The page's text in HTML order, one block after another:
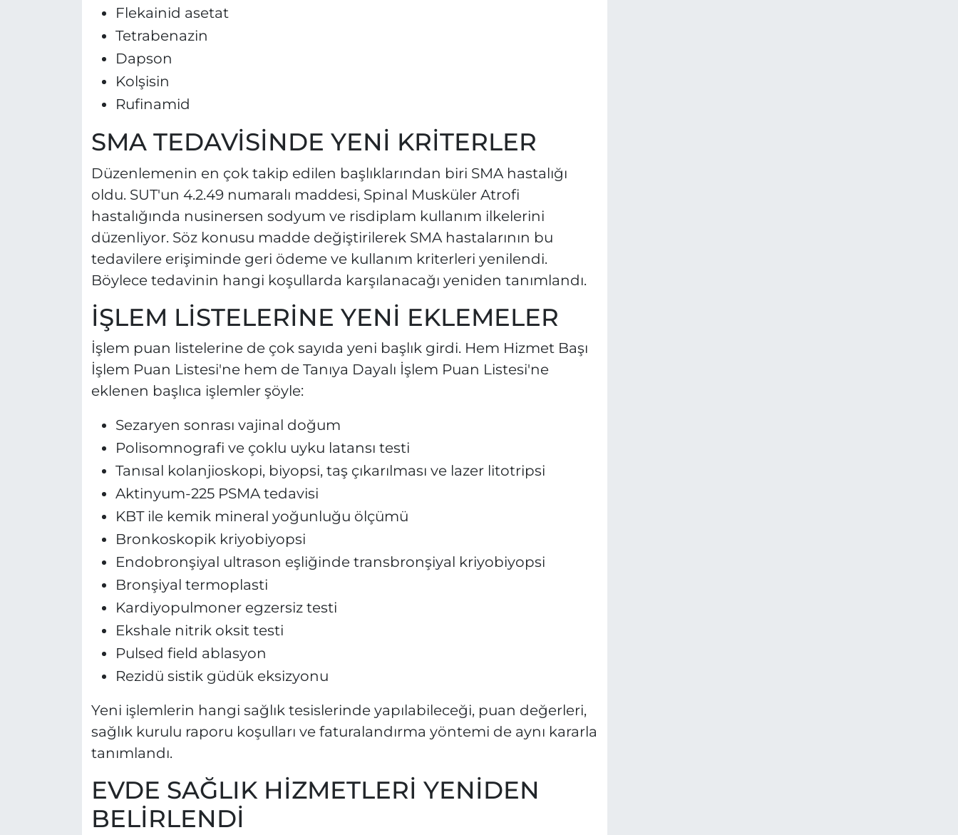
Flekainid asetat
Tetrabenazin
Dapson
Kolşisin
Rufinamid
SMA TEDAVİSİNDE YENİ KRİTERLER
Düzenlemenin en çok takip edilen başlıklarından biri SMA hastalığı
oldu. SUT'un 4.2.49 numaralı maddesi, Spinal Musküler Atrofi
hastalığında nusinersen sodyum ve risdiplam kullanım ilkelerini
düzenliyor. Söz konusu madde değiştirilerek SMA hastalarının bu
tedavilere erişiminde geri ödeme ve kullanım kriterleri yenilendi.
Böylece tedavinin hangi koşullarda karşılanacağı yeniden tanımlandı.
İŞLEM LİSTELERİNE YENİ EKLEMELER
İşlem puan listelerine de çok sayıda yeni başlık girdi. Hem Hizmet Başı
İşlem Puan Listesi'ne hem de Tanıya Dayalı İşlem Puan Listesi'ne
eklenen başlıca işlemler şöyle:
Sezaryen sonrası vajinal doğum
Polisomnografi ve çoklu uyku latansı testi
Tanısal kolanjioskopi, biyopsi, taş çıkarılması ve lazer litotripsi
Aktinyum-225 PSMA tedavisi
KBT ile kemik mineral yoğunluğu ölçümü
Bronkoskopik kriyobiyopsi
Endobronşiyal ultrason eşliğinde transbronşiyal kriyobiyopsi
Bronşiyal termoplasti
Kardiyopulmoner egzersiz testi
Ekshale nitrik oksit testi
Pulsed field ablasyon
Rezidü sistik güdük eksizyonu
Yeni işlemlerin hangi sağlık tesislerinde yapılabileceği, puan değerleri,
sağlık kurulu raporu koşulları ve faturalandırma yöntemi de aynı kararla
tanımlandı.
EVDE SAĞLIK HİZMETLERİ YENİDEN
BELİRLENDİ